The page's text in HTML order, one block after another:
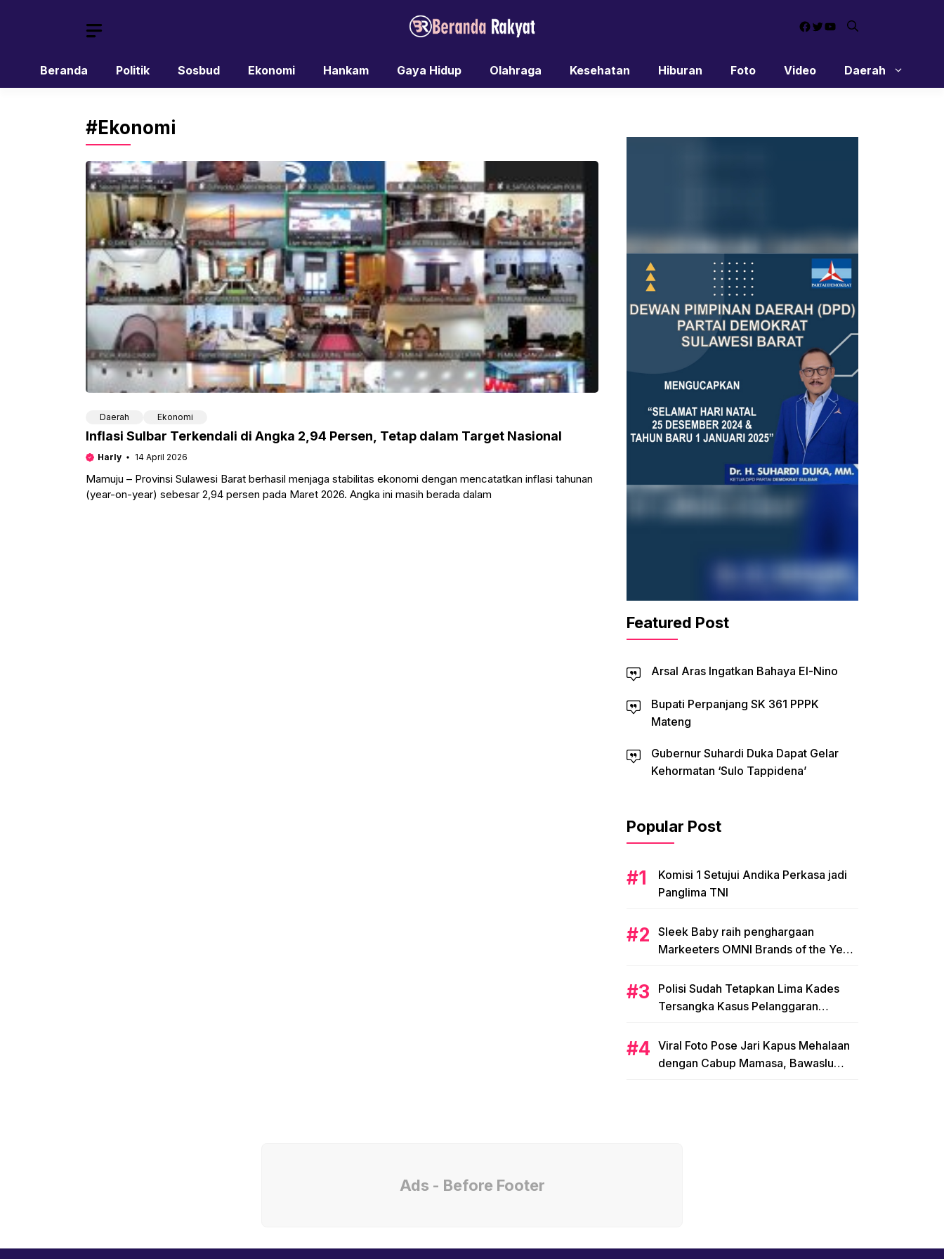
Facebook
Twitter
YouTube
Beranda Politik Sosbud Ekonomi Hankam Gaya Hidup Olahraga Kesehatan Hiburan Foto Video Daerah
#Ekonomi
Daerah Ekonomi
Inflasi Sulbar Terkendali di Angka 2,94 Persen, Tetap dalam Target Nasional
Harly 14 April 2026
Mamuju – Provinsi Sulawesi Barat berhasil menjaga stabilitas ekonomi dengan mencatatkan inflasi tahunan
(year-on-year) sebesar 2,94 persen pada Maret 2026. Angka ini masih berada dalam
Featured Post
Arsal Aras Ingatkan Bahaya El-Nino
Bupati Perpanjang SK 361 PPPK
Mateng
Gubernur Suhardi Duka Dapat Gelar
Kehormatan ‘Sulo Tappidena’
Popular Post
Komisi 1 Setujui Andika Perkasa jadi
Panglima TNI
Sleek Baby raih penghargaan
Markeeters OMNI Brands of the Year
Polisi Sudah Tetapkan Lima Kades
Tersangka Kasus Pelanggaran
Viral Foto Pose Jari Kapus Mehalaan
dengan Cabup Mamasa, Bawaslu
Ads - Before Footer